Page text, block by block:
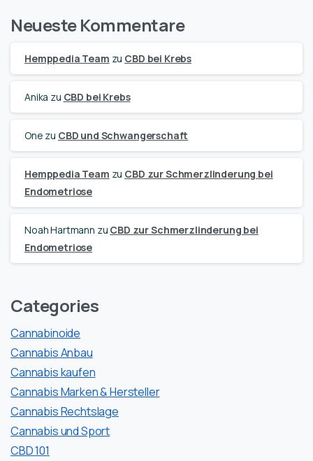
Neueste Kommentare
Hemppedia Team zu CBD bei Krebs
Anika zu CBD bei Krebs
One zu CBD und Schwangerschaft
Hemppedia Team zu CBD zur Schmerzlinderung bei
Endometriose
Noah Hartmann zu CBD zur Schmerzlinderung bei
Endometriose
Categories
Cannabinoide
Cannabis Anbau
Cannabis kaufen
Cannabis Marken & Hersteller
Cannabis Rechtslage
Cannabis und Sport
CBD 101